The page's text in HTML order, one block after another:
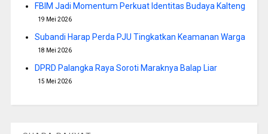
FBIM Jadi Momentum Perkuat Identitas Budaya Kalteng
19 Mei 2026
Subandi Harap Perda PJU Tingkatkan Keamanan Warga
18 Mei 2026
DPRD Palangka Raya Soroti Maraknya Balap Liar
15 Mei 2026